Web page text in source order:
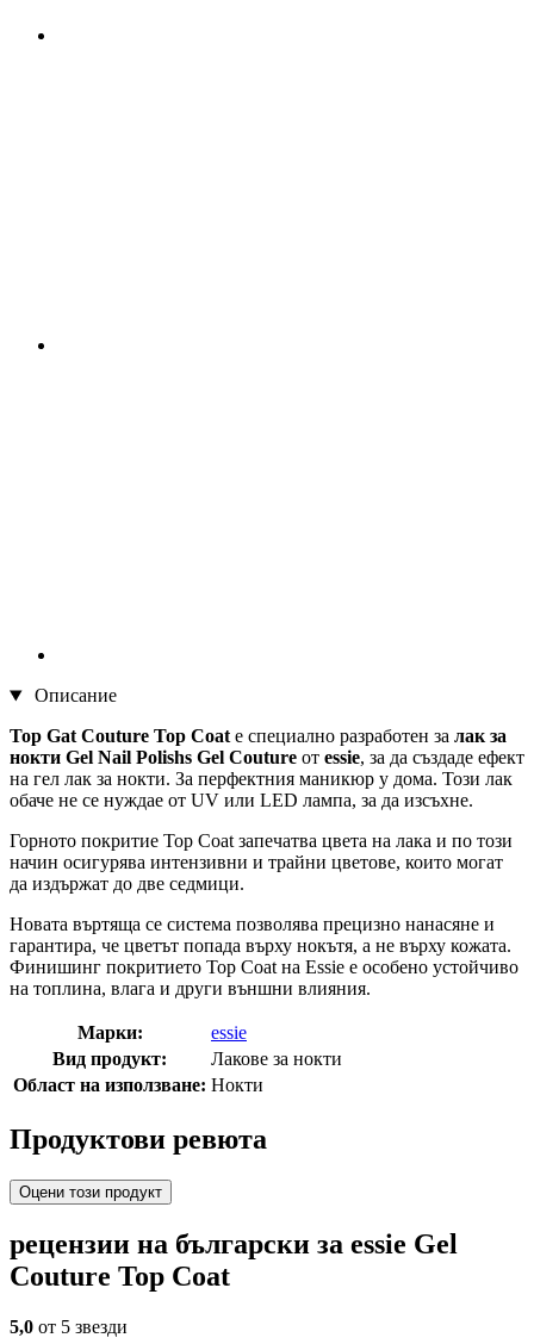
Описание
Top Gat Couture Top Coat е специално разработен за лак за
нокти Gel Nail Polishs Gel Couture от essie, за да създаде ефект
на гел лак за нокти. За перфектния маникюр у дома. Този лак
обаче не се нуждае от UV или LED лампа, за да изсъхне.
Горното покритие Top Coat запечатва цвета на лака и по този
начин осигурява интензивни и трайни цветове, които могат
да издържат до две седмици.
Новата въртяща се система позволява прецизно нанасяне и
гарантира, че цветът попада върху нокътя, а не върху кожата.
Финишинг покритието Top Coat на Essie е особено устойчиво
на топлина, влага и други външни влияния.
Марки:
essie
Вид продукт:
Лакове за нокти
Област на използване: Нокти
Продуктови ревюта
Оцени този продукт
рецензии на български за essie Gel
Couture Top Coat
5,0 от 5 звезди